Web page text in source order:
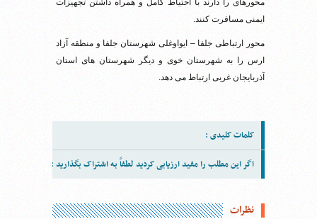
محورهای را دارند با احتیاط کامل و همراه داشتن تجهیزات
ایمنی مسافرت کنند.
محور ارتباطی جلفا – ایواوغلی شهرستان جلفا و منطقه آزاد
ارس را به شهرستان خوی و دیگر شهرستان های استان
آذربایجان غربی ارتباط می دهد.
کلمات کلیدی :
اگر این مطلب را مفید ارزیابی کردید لطفاً به اشتراک بگذارید :
نظرات